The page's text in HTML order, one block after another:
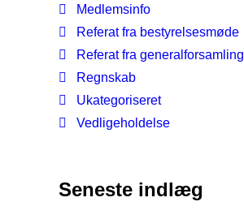
Medlemsinfo
Referat fra bestyrelsesmøde
Referat fra generalforsamling
Regnskab
Ukategoriseret
Vedligeholdelse
Seneste indlæg